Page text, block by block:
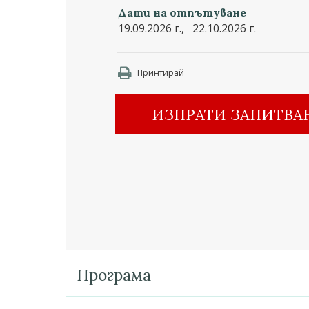
Дати на отпътуване
19.09.2026 г., 22.10.2026 г.
Принтирай
ИЗПРАТИ
Програма